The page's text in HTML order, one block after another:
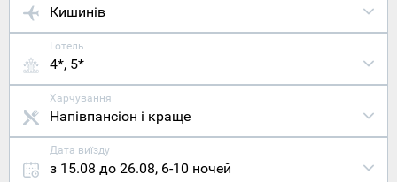
Кишинів
Готель
4*, 5*
Харчування
Напівпансіон і краще
Дата виїзду
з 15.08 до 26.08, 6-10 ночей